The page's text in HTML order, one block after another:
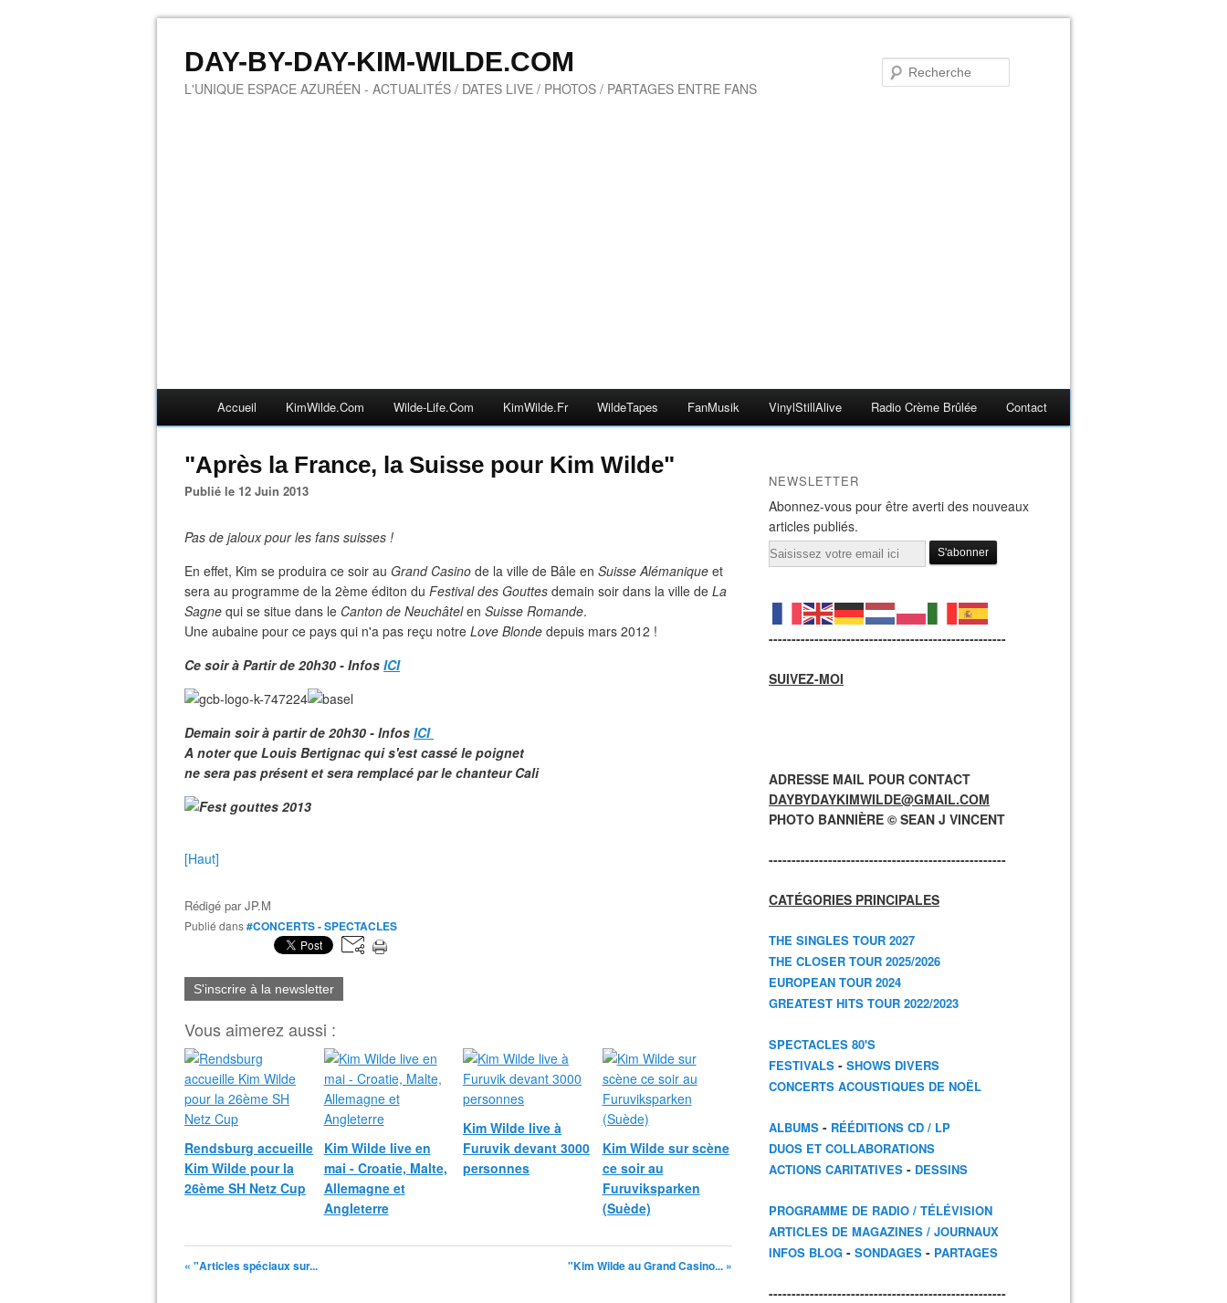
DAY-BY-DAY-KIM-WILDE.COM
L'UNIQUE ESPACE AZURÉEN - ACTUALITÉS / DATES LIVE / PHOTOS / PARTAGES ENTRE FANS
Accueil KimWilde.com Wilde-Life.com KimWilde.fr WildeTapes FanMusik VinylStillAlive Radio Crème Brûlée Contact
"Après la France, la Suisse pour Kim Wilde"
Publié le 12 Juin 2013
Pas de jaloux pour les fans suisses !
En effet, Kim se produira ce soir au Grand Casino de la ville de Bâle en Suisse Alémanique et
sera au programme de la 2ème éditon du Festival des Gouttes demain soir dans la ville de La
Sagne qui se situe dans le Canton de Neuchâtelen Suisse Romande.
Une aubaine pour ce pays qui n'a pas reçu notre Love Blonde depuis mars 2012 !
Ce soir à Partir de 20h30 - Infos ICI
Demain soir à partir de 20h30 - Infos ICI
A noter que Louis Bertignac qui s'est cassé le poignet
ne sera pas présent et sera remplacé par le chanteur Cali
[Haut]
Rédigé parJP.M
Publié dans#CONCERTS - SPECTACLES
S'inscrire à la newsletter
Vous aimerez aussi :
Rendsburg accueille
Kim Wilde pour la
26ème SH Netz Cup
Kim Wilde live en
mai - Croatie, Malte,
Allemagne et
Angleterre
Kim Wilde live à
Furuvik devant 3000
personnes
Kim Wilde sur scène
ce soir au
Furuviksparken
(Suède)
« "Articles spéciaux sur... "Kim Wilde au Grand Casino... »
NEWSLETTER
Abonnez-vous pour être averti des nouveaux
articles publiés.
Email
----------------------------------------------------
SUIVEZ-MOI
ADRESSE MAIL POUR CONTACT
DAYBYDAYKIMWILDE@GMAIL.COM
PHOTO BANNIÈRE © SEAN J VINCENT
----------------------------------------------------
CATÉGORIES PRINCIPALES
THE SINGLES TOUR 2027
THE CLOSER TOUR 2025/2026
EUROPEAN TOUR 2024
GREATEST HITS TOUR 2022/2023
SPECTACLES 80'S
FESTIVALS - SHOWS DIVERS
CONCERTS ACOUSTIQUES DE NOËL
ALBUMS - RÉÉDITIONS CD / LP
DUOS ET COLLABORATIONS
ACTIONS CARITATIVES - DESSINS
PROGRAMME DE RADIO / TÉLÉVISION
ARTICLES DE MAGAZINES / JOURNAUX
INFOS BLOG - SONDAGES - PARTAGES
----------------------------------------------------